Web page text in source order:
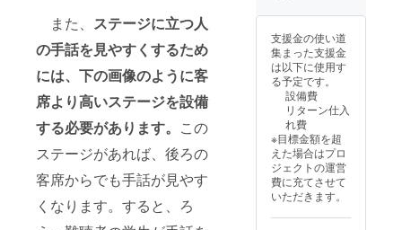
また、 ステージに立つ人
の手話を見やすくするため
には、下の画像のように客
席より高いステージを設備
する必要があります。 この
ステージがあれば、後ろの
客席からでも手話が見やす
くなります。すると、ろ
55cm
肩幅：
50cm
袖丈：
22cm
す。そ
ルに返
信する
形でご
入稿く
ださ
い。 ※
画像
ファイ
ル(png,
jpg)、
PDF
ファイ
支援金の使い道
集まった支援金
は以下に使用す
る予定です。
設備費
リターン仕入
れ費
※目標金額を超
えた場合はプロ
ジェクトの運営
費に充てさせて
いただきます。